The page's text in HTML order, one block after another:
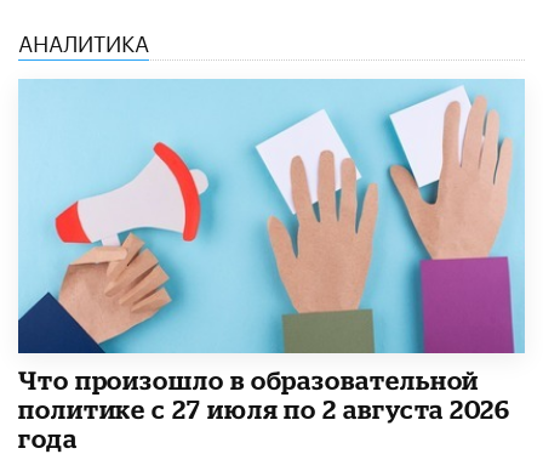
АНАЛИТИКА
​Что произошло в образовательной
политике с 27 июля по 2 августа 2026
года